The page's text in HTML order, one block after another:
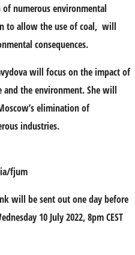
numerous environmental
to allow the use of coal, will
consequences.
will focus on the impact of
the environment. She will
elimination of
industries.
fjum
will be sent out one day before
10 July 2022, 8pm CEST